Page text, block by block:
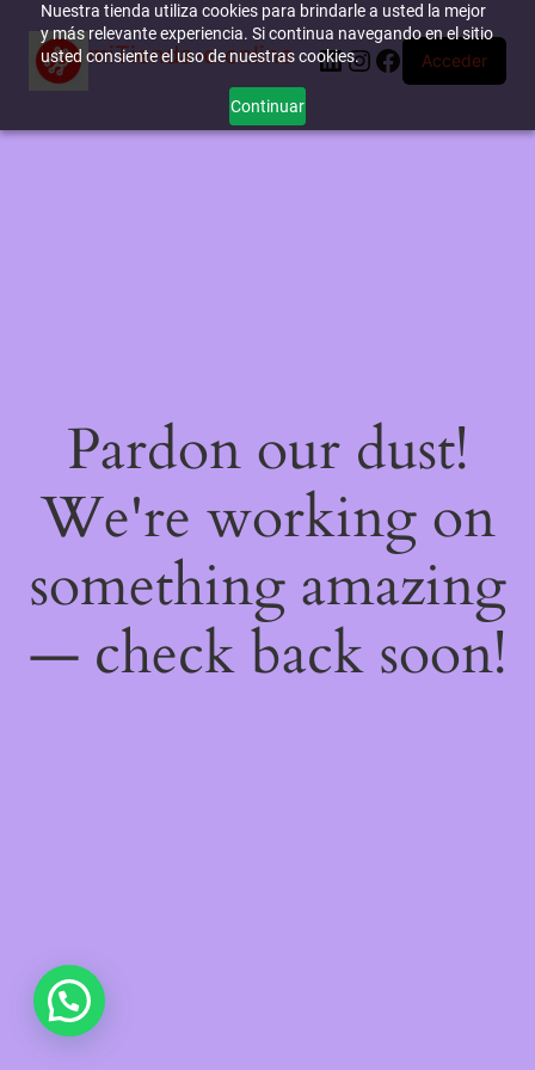
Nuestra tienda utiliza cookies para brindarle a usted la mejor
y más relevante experiencia. Si continua navegando en el sitio
usted consiente el uso de nuestras cookies.
Continuar
miTienda-e.online LinkedIn
Instagram
Facebook
Acceder
Pardon our dust!
We're working on
something amazing
— check back soon!